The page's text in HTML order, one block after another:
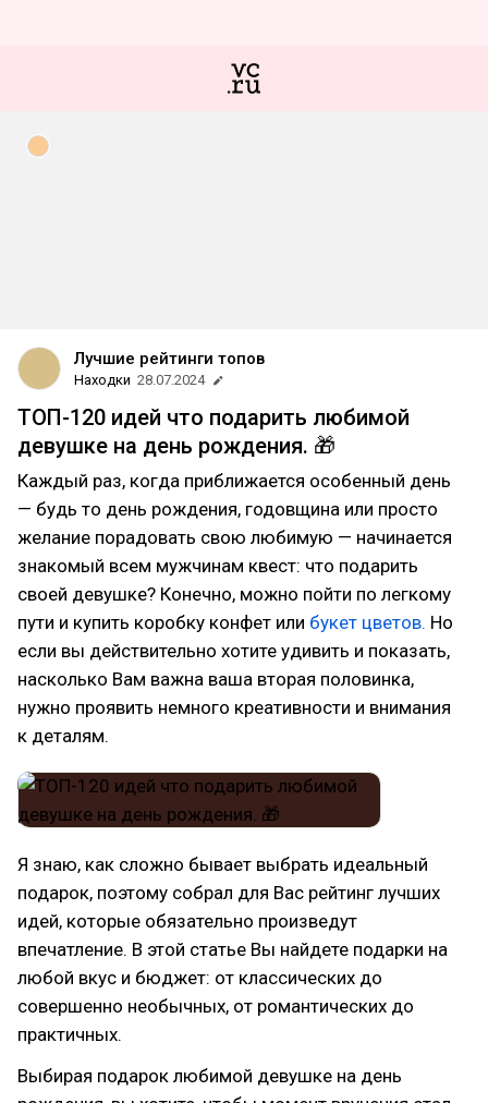
Лучшие рейтинги топов
Находки 28.07.2024
ТОП-120 идей что подарить любимой
девушке на день рождения. 🎁
Каждый раз, когда приближается особенный день
— будь то день рождения, годовщина или просто
желание порадовать свою любимую — начинается
знакомый всем мужчинам квест: что подарить
своей девушке? Конечно, можно пойти по легкому
пути и купить коробку конфет или букет цветов. Но
если вы действительно хотите удивить и показать,
насколько Вам важна ваша вторая половинка,
нужно проявить немного креативности и внимания
к деталям.
Я знаю, как сложно бывает выбрать идеальный
подарок, поэтому собрал для Вас рейтинг лучших
идей, которые обязательно произведут
впечатление. В этой статье Вы найдете подарки на
любой вкус и бюджет: от классических до
совершенно необычных, от романтических до
практичных.
Выбирая подарок любимой девушке на день